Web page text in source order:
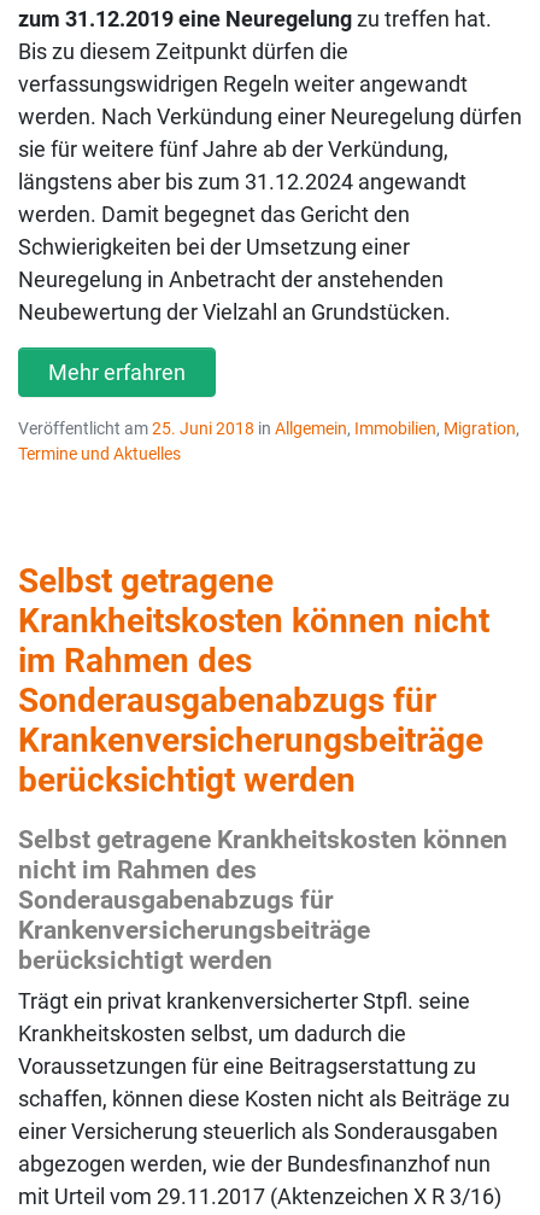
zum 31.12.2019 eine Neuregelungzu treffen hat.
Bis zu diesem Zeitpunkt dürfen die
verfassungswidrigen Regeln weiter angewandt
werden. Nach Verkündung einer Neuregelung dürfen
sie für weitere fünf Jahre ab der Verkündung,
längstens aber bis zum 31.12.2024 angewandt
werden. Damit begegnet das Gericht den
Schwierigkeiten bei der Umsetzung einer
Neuregelung in Anbetracht der anstehenden
Neubewertung der Vielzahl an Grundstücken.
Mehr erfahren
Veröffentlicht am25. Juni 2018 in Allgemein, Immobilien, Migration,
Termine und Aktuelles
Selbst getragene
Krankheitskosten können nicht
im Rahmen des
Sonderausgabenabzugs für
Krankenversicherungsbeiträge
berücksichtigt werden
Selbst getragene Krankheitskosten können
nicht im Rahmen des
Sonderausgabenabzugs für
Krankenversicherungsbeiträge
berücksichtigt werden
Trägt ein privat krankenversicherter Stpfl. seine
Krankheitskosten selbst, um dadurch die
Voraussetzungen für eine Beitragserstattung zu
schaffen, können diese Kosten nicht als Beiträge zu
einer Versicherung steuerlich als Sonderausgaben
abgezogen werden, wie der Bundesfinanzhof nun
mit Urteil vom 29.11.2017 (Aktenzeichen X R 3/16)